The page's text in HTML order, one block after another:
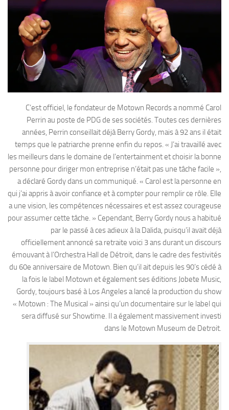
C’est officiel, le fondateur de Motown Records a nommé Carol
Perrin au poste de PDG de ses sociétés. Toutes ces dernières
années, Perrin conseillait déjà Berry Gordy, mais à 92 ans il était
temps que le patriarche prenne enfin du repos. « J’ai travaillé avec
les meilleurs dans le domaine de l’entertainment et choisir la bonne
personne pour diriger mon entreprise n’était pas une tâche facile »,
a déclaré Gordy dans un communiqué. « Carol est la personne en
qui j’ai appris à avoir confiance et à compter pour remplir ce rôle. Elle
a une vision, les compétences nécessaires et est assez courageuse
pour assumer cette tâche. » Cependant, Berry Gordy nous a habitué
par le passé à ces adieux à la Dalida, puisqu’il avait déjà
officiellement annoncé sa retraite voici 3 ans durant un discours
émouvant à l’Orchestra Hall de Détroit, dans le cadre des festivités
du 60e anniversaire de Motown. Bien qu’il ait depuis les 90’s cédé à
la fois le label Motown et également ses éditions Jobete Music,
Gordy, toujours basé à Los Angeles a lancé la production du show
« Motown : The Musical » ainsi qu’un documentaire sur le label qui
sera diffusé sur Showtime. Il a également massivement investi
dans le Motown Museum de Detroit.